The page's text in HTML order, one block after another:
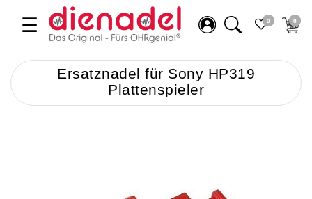
☰ 0 0
Ersatznadel für Sony HP319
Plattenspieler